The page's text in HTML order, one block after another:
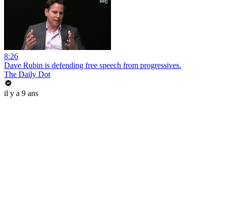
8:26
Dave Rubin is defending free speech from progressives.
The Daily Dot
il y a 9 ans